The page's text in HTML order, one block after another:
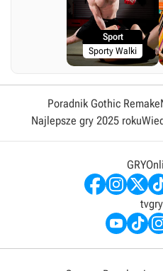
Sport
Sporty Walki
Poradnik Gothic Remake
Najlepsze gry 2025 roku